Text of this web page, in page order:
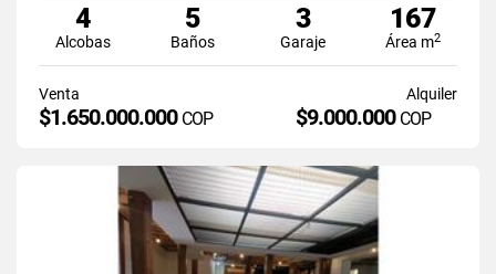
4
Alcobas
5
Baños
3
Garaje
167
Área m2
Venta
$1.650.000.000 COP
Alquiler
$9.000.000 COP